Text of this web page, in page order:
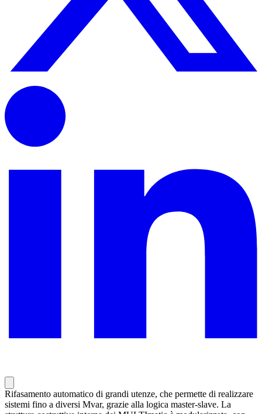
Rifasamento automatico di grandi utenze, che permette di realizzare
sistemi fino a diversi Mvar, grazie alla logica master-slave. La